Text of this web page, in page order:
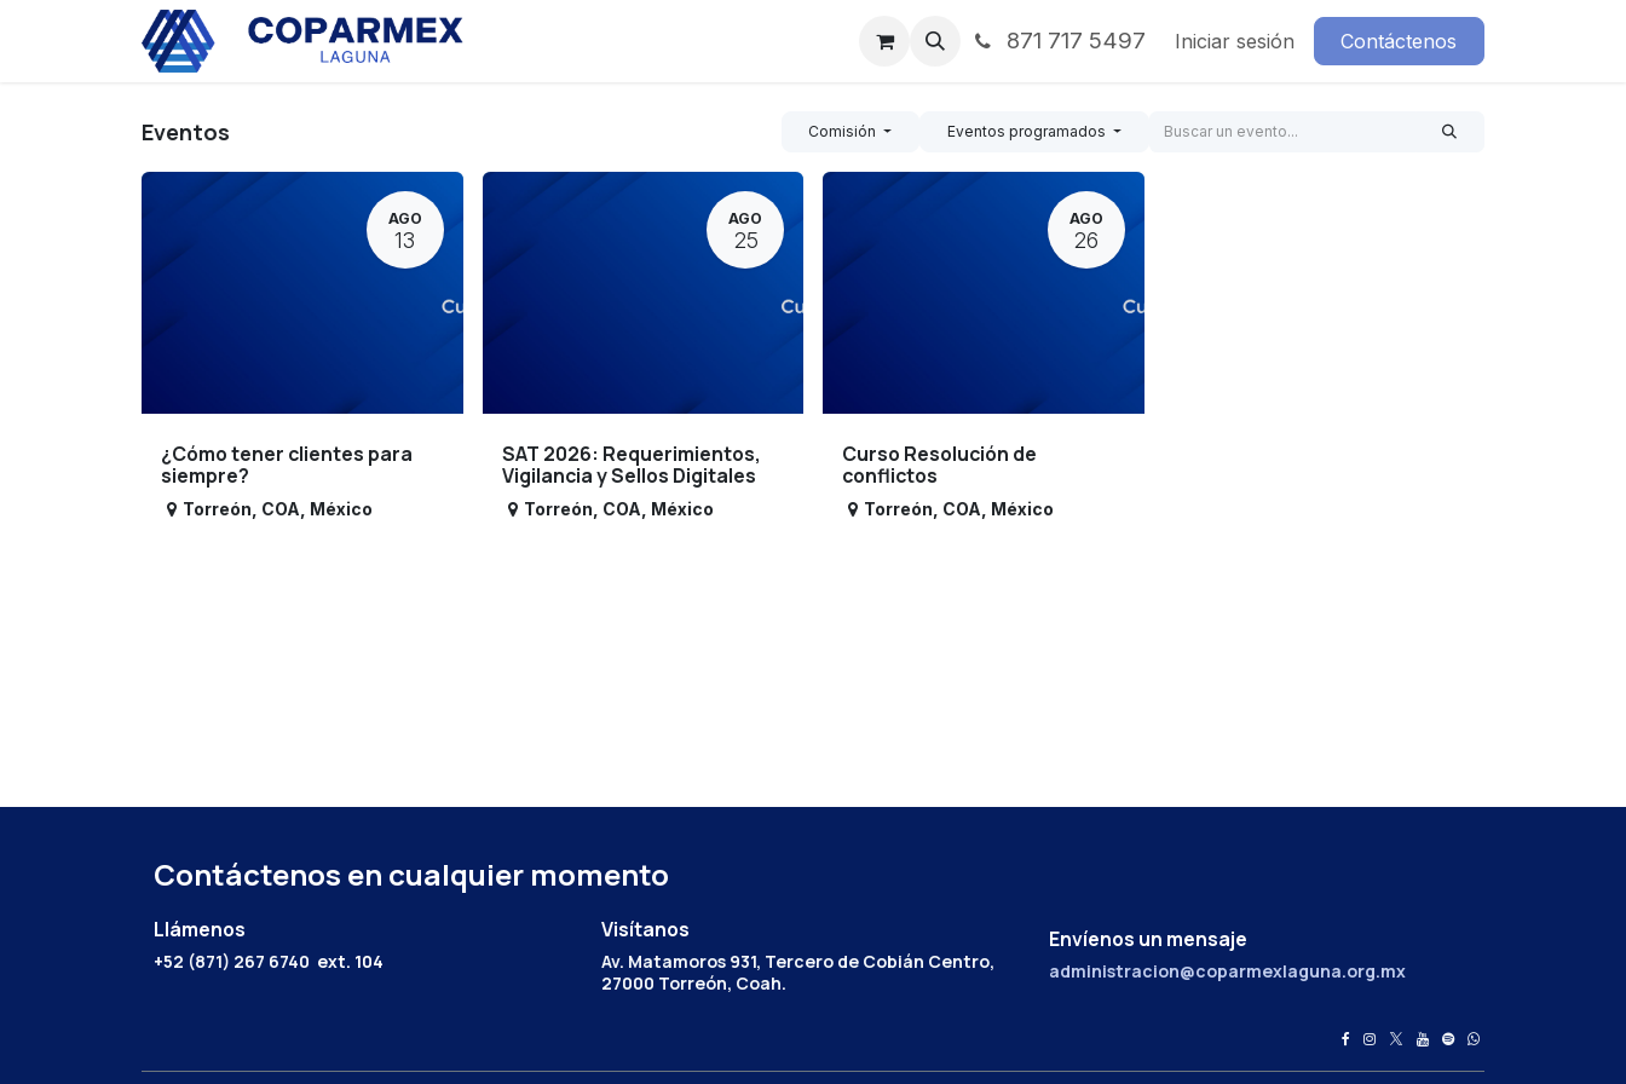
Noticias Contáctenos871 717 5497 Iniciar sesión Contáctenos
Eventos Comisión Eventos programados
AGO
13
¿Cómo tener clientes para
siempre?
Torreón COA México
AGO
25
SAT 2026: Requerimientos,
Vigilancia y Sellos Digitales
Torreón COA México
AGO
26
Curso Resolución de
conflictos
Torreón COA México
Contáctenos en cualquier momento
Llámenos
+52 (871) 267 6740 ext. 104
Envíenos un mensaje
administracion@coparmexlaguna.org.mx
Visítanos
Av. Matamoros 931, Tercero de Cobián Centro,
27000 Torreón, Coah.